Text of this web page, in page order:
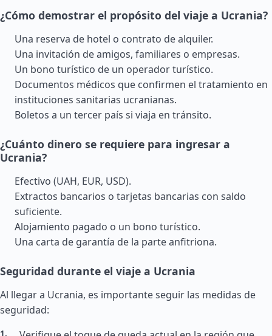
¿Cómo demostrar el propósito del viaje a Ucrania?
Una reserva de hotel o contrato de alquiler.
Una invitación de amigos, familiares o empresas.
Un bono turístico de un operador turístico.
Documentos médicos que confirmen el tratamiento en
instituciones sanitarias ucranianas.
Boletos a un tercer país si viaja en tránsito.
¿Cuánto dinero se requiere para ingresar a
Ucrania?
Efectivo (UAH, EUR, USD).
Extractos bancarios o tarjetas bancarias con saldo
suficiente.
Alojamiento pagado o un bono turístico.
Una carta de garantía de la parte anfitriona.
Seguridad durante el viaje a Ucrania
Al llegar a Ucrania, es importante seguir las medidas de
seguridad: